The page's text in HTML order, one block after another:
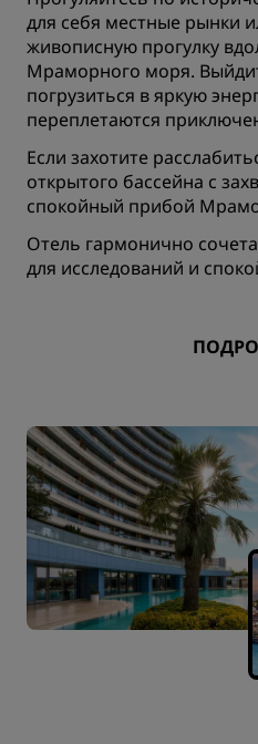
для себя местные рынки
живописную прогулку
Мраморного моря.
погрузиться в яркую
переплетаются
Если захотите
открытого бассейна с
спокойный прибой
Отель гармонично
для исследований и